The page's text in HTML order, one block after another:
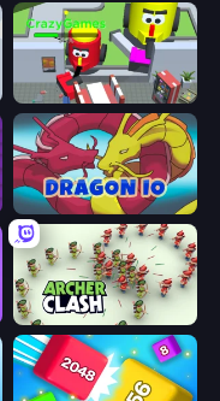
CleanUp.IO
Dragon.io
Archer Clash